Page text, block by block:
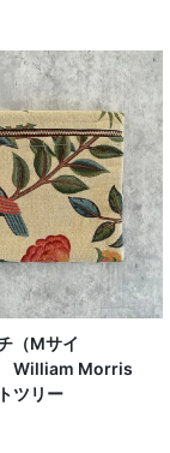
（Mサイ
Morris
ツリー